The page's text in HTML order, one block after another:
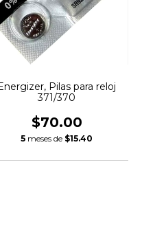
Pilas para reloj
371/370
$70.00
5 meses de $15.40